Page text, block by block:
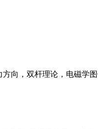
向，双杆理论，电磁学图